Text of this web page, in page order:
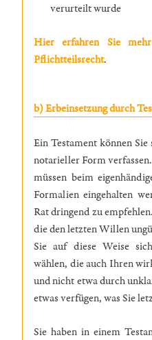
verurteilt wurde
Hier erfahren Sie
Pflichtteilsrecht.
b) Erbeinsetzung durch
Ein Testament können
notarieller Form
müssen beim
Formalien eingehalten
Rat dringend zu
die den letzten Willen
Sie auf diese Weise
wählen, die auch Ihren
und nicht etwa durch
etwas verfügen, was Sie
Sie haben in einem